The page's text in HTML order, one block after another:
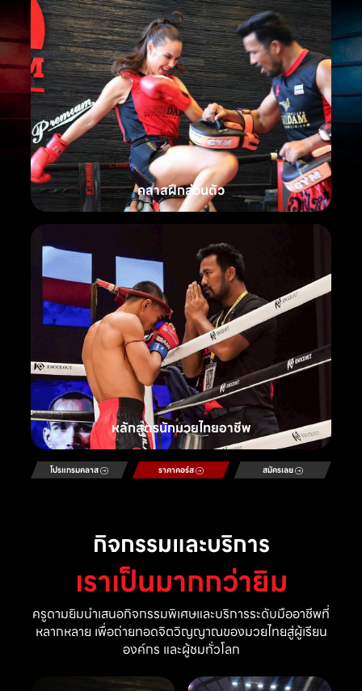
คลาสฝึกส่วนตัว
หลักสูตรนักมวยไทยอาชีพ
โปรแกรมคลาส ราคาคอร์ส สมัครเลย
กิจกรรมและบริการ
เราเป็นมากกว่ายิม
ครูดามยิมนำเสนอกิจกรรมพิเศษและบริการระดับมืออาชีพที่
หลากหลาย เพื่อถ่ายทอดจิตวิญญาณของมวยไทยสู่ผู้เรียน
องค์กร และผู้ชมทั่วโลก